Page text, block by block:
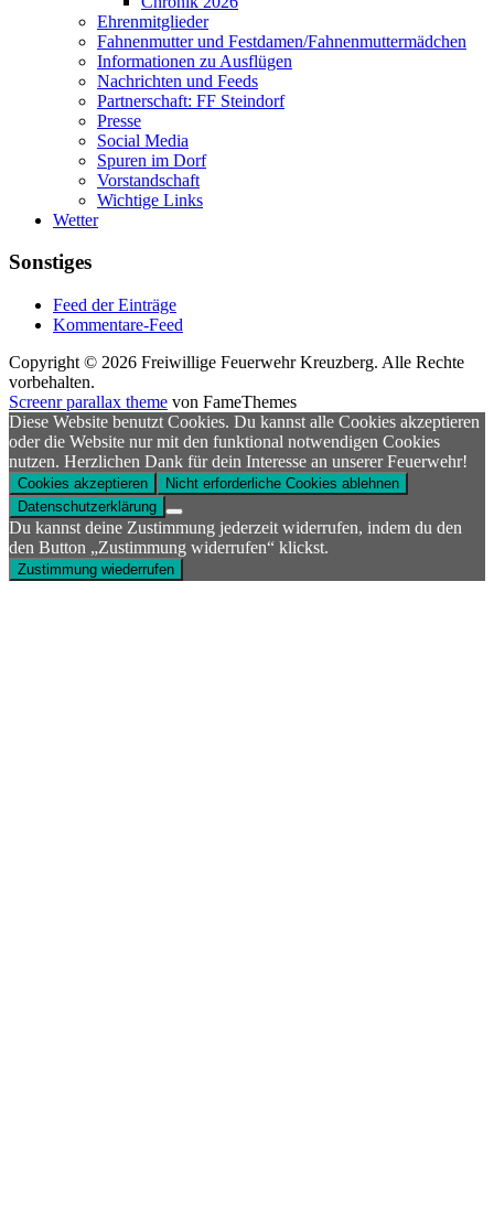
Ehrenmitglieder
Fahnenmutter und Festdamen/Fahnenmuttermädchen
Informationen zu Ausflügen
Nachrichten und Feeds
Partnerschaft: FF Steindorf
Presse
Social Media
Spuren im Dorf
Vorstandschaft
Wichtige Links
Wetter
Sonstiges
Feed der Einträge
Kommentare-Feed
Copyright © 2026 Freiwillige Feuerwehr Kreuzberg. Alle Rechte
vorbehalten.
Screenr parallax theme von FameThemes
Diese Website benutzt Cookies. Du kannst alle Cookies akzeptieren
oder die Website nur mit den funktional notwendigen Cookies
nutzen. Herzlichen Dank für dein Interesse an unserer Feuerwehr!
Cookies akzeptieren
Nicht erforderliche Cookies ablehnen
Datenschutzerklärung
Du kannst deine Zustimmung jederzeit widerrufen, indem du den
den Button „Zustimmung widerrufen“ klickst.
Zustimmung wiederrufen